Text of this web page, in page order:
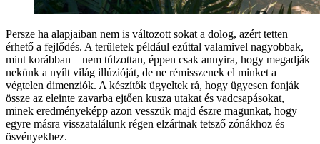
Persze ha alapjaiban nem is változott sokat a dolog, azért tetten
érhető a fejlődés. A területek például ezúttal valamivel nagyobbak,
mint korábban – nem túlzottan, éppen csak annyira, hogy megadják
nekünk a nyílt világ illúzióját, de ne rémisszenek el minket a
végtelen dimenziók. A készítők ügyeltek rá, hogy ügyesen fonják
össze az eleinte zavarba ejtően kusza utakat és vadcsapásokat,
minek eredményeképp azon vesszük majd észre magunkat, hogy
egyre másra visszatalálunk régen elzártnak tetsző zónákhoz és
ösvényekhez.